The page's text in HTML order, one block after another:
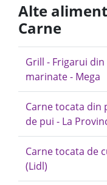
Alte
Carne
Grill - Frigarui
marinate - Mega
Carne tocata din
de pui - La
Carne tocata de
(Lidl)